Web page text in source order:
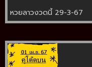
หวยลาวงวดนี้ 29-3-67